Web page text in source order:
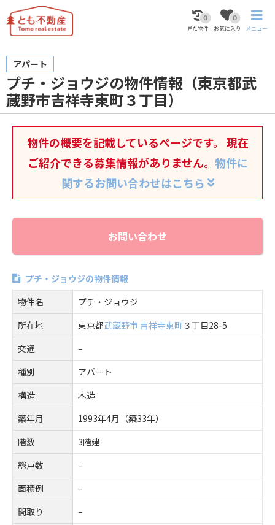
0
見た物件
0
お気に入り
メニュー
アパート
プチ・ジョウジの物件情報（東京都武
蔵野市吉祥寺東町３丁目）
物件の概要を記載しているページです。 現在
ご紹介できる募集情報がありません。 物件に
関するお問い合わせはこちら
お問い合わせ
プチ・ジョウジの物件情報
物件名
プチ・ジョウジ
所在地
東京都武蔵野市 吉祥寺東町 ３丁目28-5
交通
–
種別
アパート
構造
木造
築年月
1993年4月（築33年）
階数
3階建
総戸数
–
面積例
–
間取り
–